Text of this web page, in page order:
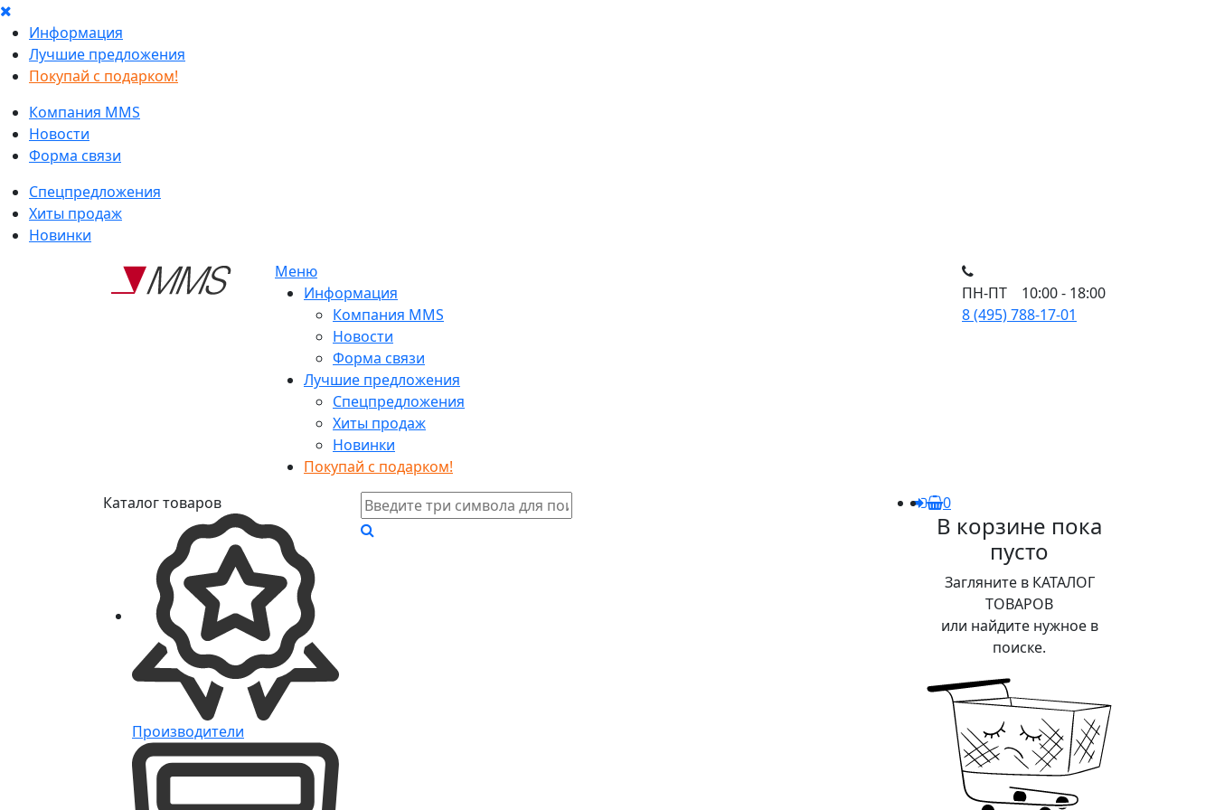
Информация
Лучшие предложения
Покупай с подарком!
Компания MMS
Новости
Форма связи
Спецпредложения
Хиты продаж
Новинки
Меню
Информация
Компания MMS
Новости
Форма связи
Лучшие предложения
Спецпредложения
Хиты продаж
Новинки
Покупай с подарком!
ПН-ПТ 10:00 - 18:00
8 (495) 788-17-01
Каталог товаров
Производители
0
В корзине пока
пусто
Загляните в КАТАЛОГ
ТОВАРОВ
или найдите нужное в
поиске.